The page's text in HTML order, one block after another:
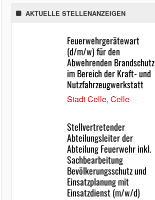
AKTUELLE STELLENANZEIGEN
Feuerwehrgerätewart
(d/m/w) für den
Abwehrenden Brandschutz
im Bereich der Kraft- und
Nutzfahrzeugwerkstatt
Stadt Celle, Celle
Stellvertretender
Abteilungsleiter der
Abteilung Feuerwehr inkl.
Sachbearbeitung
Bevölkerungsschutz und
Einsatzplanung mit
Einsatzdienst (m/w/d)